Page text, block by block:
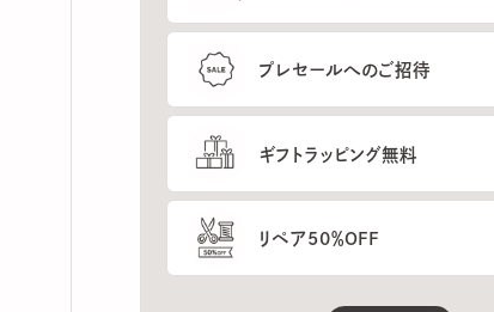
プレセールへのご招待
ギフトラッピング無料
リペア50％OFF